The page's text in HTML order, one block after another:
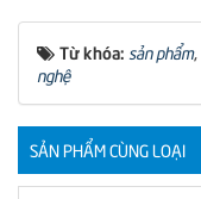
Từ khóa: sản phẩm,
nghệ
SẢN PHẨM CÙNG LOẠI